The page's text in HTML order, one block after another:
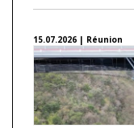
15.07.2026 | Réunion